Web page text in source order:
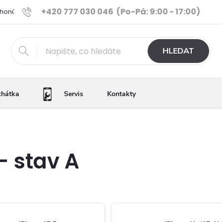
+420 777 030 046 (Po-Pá: 9:00 - 17:00)
Ověřené iPhony Výhody e-shopu Porovnání
HLEDAT
Servis Kontakty
stav A